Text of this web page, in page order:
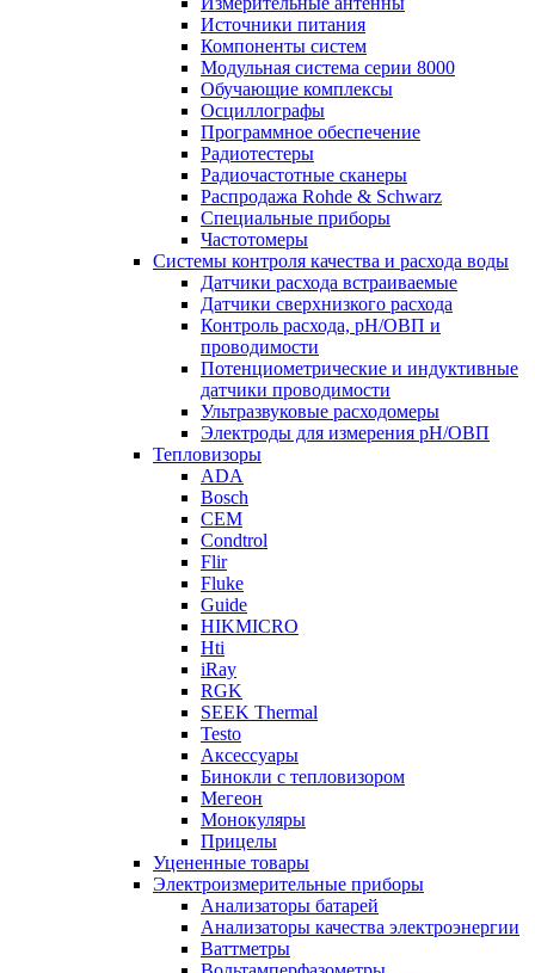
Источники питания
Компоненты систем
Модульная система серии 8000
Обучающие комплексы
Осциллографы
Программное обеспечение
Радиотестеры
Радиочастотные сканеры
Распродажа Rohde & Schwarz
Специальные приборы
Частотомеры
Системы контроля качества и расхода воды
Датчики расхода встраиваемые
Датчики сверхнизкого расхода
Контроль расхода, pH/ОВП и
проводимости
Потенциометрические и индуктивные
датчики проводимости
Ультразвуковые расходомеры
Электроды для измерения рH/ОВП
Тепловизоры
ADA
Bosch
CEM
Condtrol
Flir
Fluke
Guide
HIKMICRO
Hti
iRay
RGK
SEEK Thermal
Testo
Аксессуары
Бинокли с тепловизором
Мегеон
Монокуляры
Прицелы
Уцененные товары
Электроизмерительные приборы
Анализаторы батарей
Анализаторы качества электроэнергии
Ваттметры